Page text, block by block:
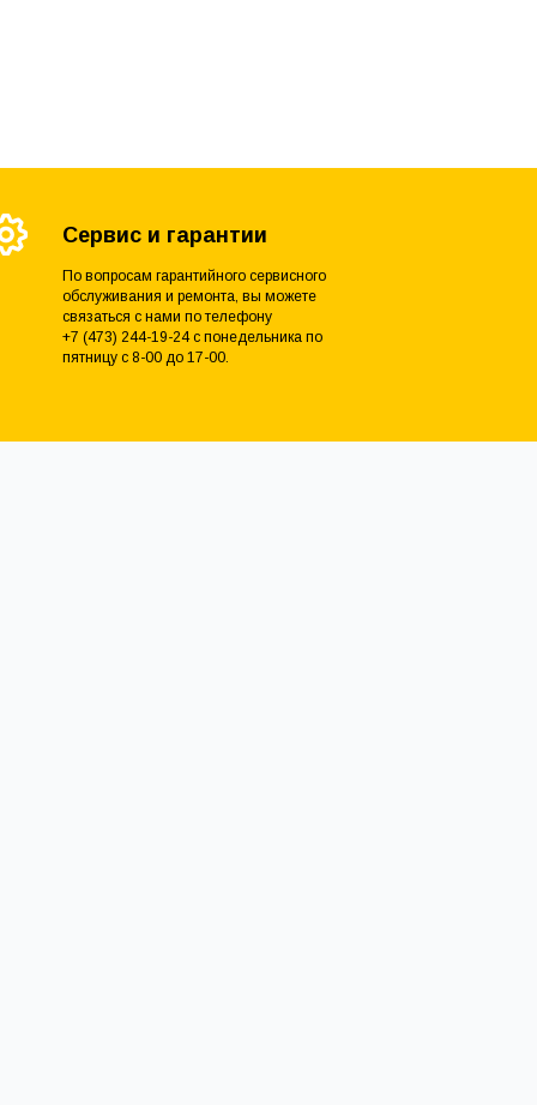
Сервис и гарантии
По вопросам гарантийного сервисного
обслуживания и ремонта, вы можете
связаться с нами по телефону
+7 (473) 244-19-24 с понедельника по
пятницу с 8-00 до 17-00.